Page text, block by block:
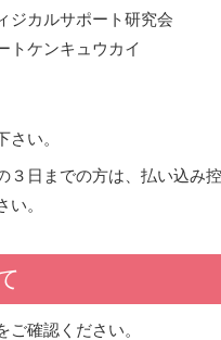
カルサポート研究会
トケンキュウカイ
い。
３日までの方は、払い込み
。
確認ください。